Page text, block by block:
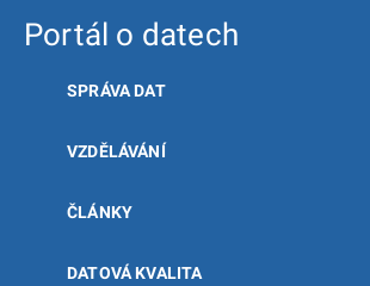
Portál o datech
SPRÁVA DAT
VZDĚLÁVÁNÍ
ČLÁNKY
DATOVÁ KVALITA